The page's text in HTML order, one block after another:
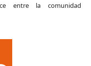
entre la comunidad